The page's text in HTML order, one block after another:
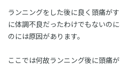
ランニングをした後に良く頭痛が
に体調不良だったわけでもないの
のには原因があります。
ここでは何故ランニング後に頭痛